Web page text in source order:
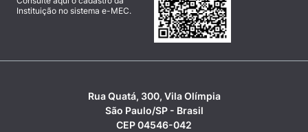
Instituição no sistema e-MEC.
Rua Quatá, 300, Vila Olímpia
São Paulo/SP - Brasil
CEP 04546-042